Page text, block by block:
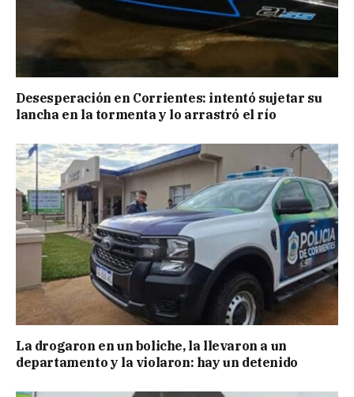
Desesperación en Corrientes: intentó sujetar su
lancha en la tormenta y lo arrastró el río
La drogaron en un boliche, la llevaron a un
departamento y la violaron: hay un detenido